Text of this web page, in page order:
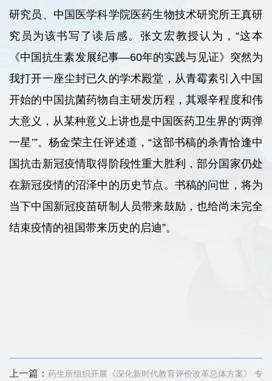
研究员、中国医学科学院医药生物技术研究所王真研
究员为该书写了读后感。张文宏教授认为，“这本
《中国抗生素发展纪事—60年的实践与见证》突然为
我打开一座尘封已久的学术殿堂，从青霉素引入中国
开始的中国抗菌药物自主研发历程，其艰辛程度和伟
大意义，从某种意义上讲也是中国医药卫生界的‘两弹
一星’”。杨金荣主任评述道，“这部书稿的杀青恰逢中
国抗击新冠疫情取得阶段性重大胜利，部分国家仍处
在新冠疫情的沼泽中的历史节点。书稿的问世，将为
当下中国新冠疫苗研制人员带来鼓励，也给尚未完全
结束疫情的祖国带来历史的启迪”。
上一篇： 药生所组织开展《深化新时代教育评价改革总体方案》 专